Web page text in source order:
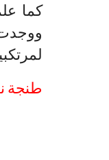
كما
طنجة